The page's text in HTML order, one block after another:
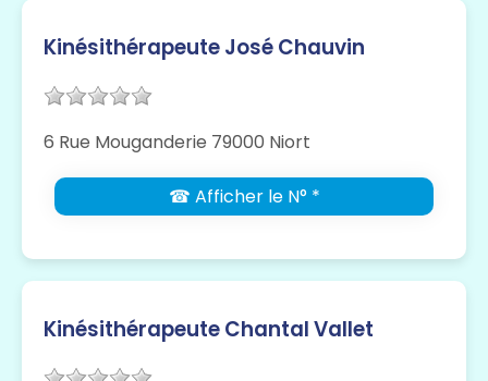
Kinésithérapeute José Chauvin
6 Rue Mouganderie 79000 Niort
☎ Afficher le N° *
Kinésithérapeute Chantal Vallet